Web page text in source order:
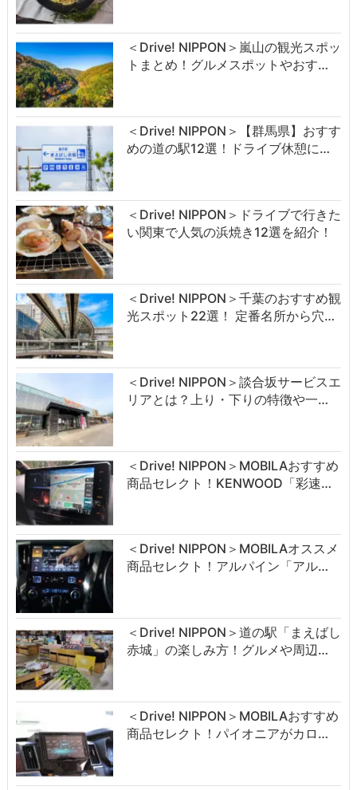
＜Drive! NIPPON＞嵐山の観光スポッ
トまとめ！グルメスポットやおす…
＜Drive! NIPPON＞【群馬県】おすす
めの道の駅12選！ドライブ休憩に…
＜Drive! NIPPON＞ドライブで行きた
い関東で人気の浜焼き12選を紹介！
＜Drive! NIPPON＞千葉のおすすめ観
光スポット22選！ 定番名所から穴…
＜Drive! NIPPON＞談合坂サービスエ
リアとは？上り・下りの特徴や一…
＜Drive! NIPPON＞MOBILAおすすめ
商品セレクト！KENWOOD「彩速…
＜Drive! NIPPON＞MOBILAオススメ
商品セレクト！アルパイン「アル…
＜Drive! NIPPON＞道の駅「まえばし
赤城」の楽しみ方！グルメや周辺…
＜Drive! NIPPON＞MOBILAおすすめ
商品セレクト！パイオニアがカロ…